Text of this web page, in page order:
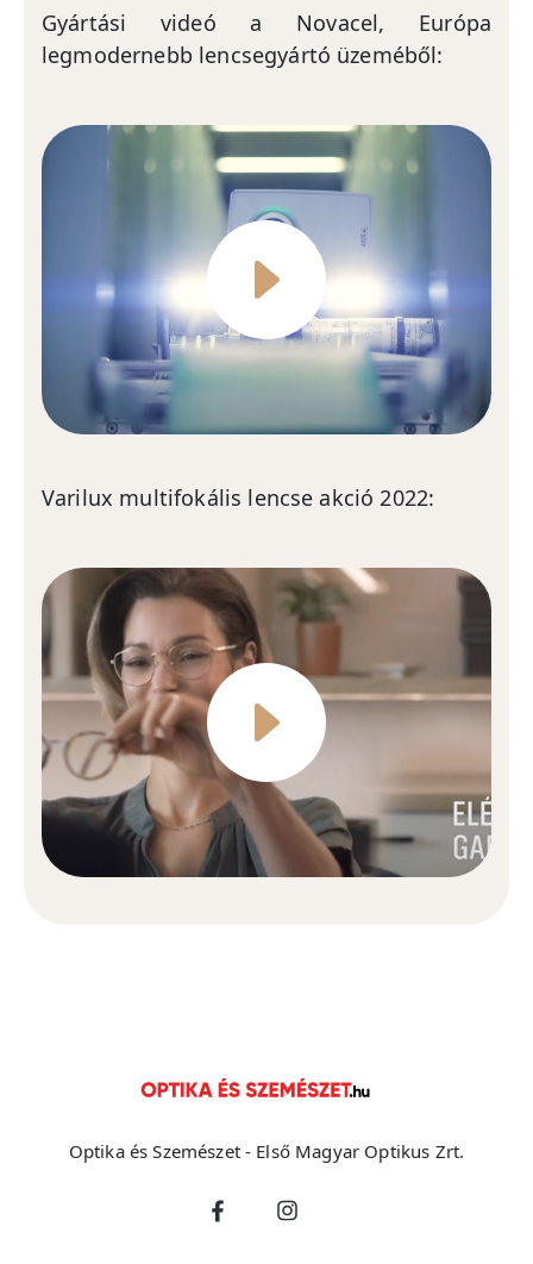
Gyártási videó a Novacel, Európa
legmodernebb lencsegyártó üzeméből:
Varilux multifokális lencse akció 2022:
Optika és Szemészet - Első Magyar Optikus Zrt.